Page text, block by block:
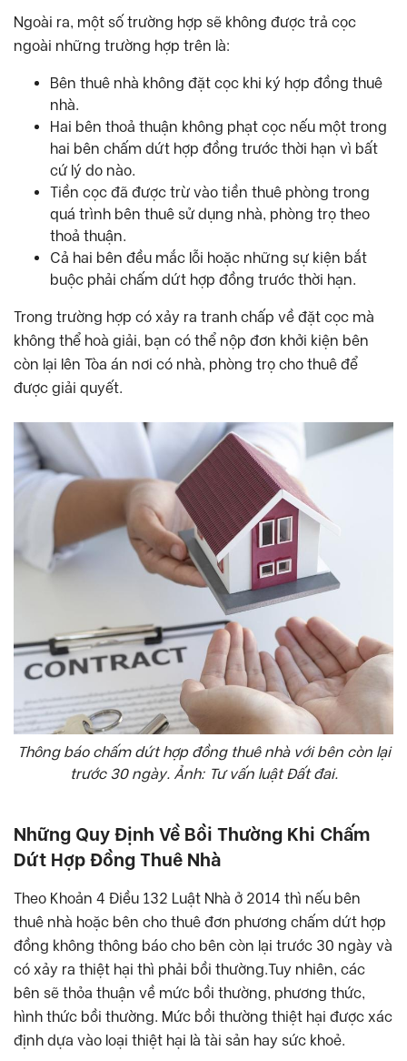
Ngoài ra, một số trường hợp sẽ không được trả cọc
ngoài những trường hợp trên là:
Bên thuê nhà không đặt cọc khi ký hợp đồng thuê
nhà.
Hai bên thoả thuận không phạt cọc nếu một trong
hai bên chấm dứt hợp đồng trước thời hạn vì bất
cứ lý do nào.
Tiền cọc đã được trừ vào tiền thuê phòng trong
quá trình bên thuê sử dụng nhà, phòng trọ theo
thoả thuận.
Cả hai bên đều mắc lỗi hoặc những sự kiện bắt
buộc phải chấm dứt hợp đồng trước thời hạn.
Trong trường hợp có xảy ra tranh chấp về đặt cọc mà
không thể hoà giải, bạn có thể nộp đơn khởi kiện bên
còn lại lên Tòa án nơi có nhà, phòng trọ cho thuê để
được giải quyết.
Thông báo chấm dứt hợp đồng thuê nhà với bên còn lại
trước 30 ngày. Ảnh: Tư vấn luật Đất đai.
Những Quy Định Về Bồi Thường Khi Chấm
Dứt Hợp Đồng Thuê Nhà
Theo Khoản 4 Điều 132 Luật Nhà ở 2014 thì nếu bên
thuê nhà hoặc bên cho thuê đơn phương chấm dứt hợp
đồng không thông báo cho bên còn lại trước 30 ngày và
có xảy ra thiệt hại thì phải bồi thường.Tuy nhiên, các
bên sẽ thỏa thuận về mức bồi thường, phương thức,
hình thức bồi thường. Mức bồi thường thiệt hại được xác
định dựa vào loại thiệt hại là tài sản hay sức khoẻ.